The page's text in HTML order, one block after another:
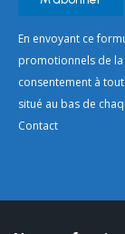
Constant
Contact
Use.
Please
leave
En envoyant ce
promotionnels de
consentement à
situé au bas de
Contact